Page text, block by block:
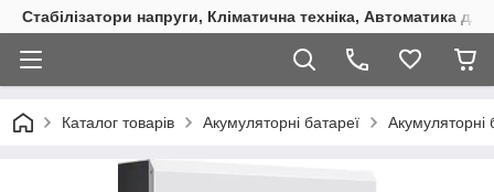
Стабілізатори напруги, Кліматична техніка, Автоматика
Каталог товарів Акумуляторні батареї Акумуляторні